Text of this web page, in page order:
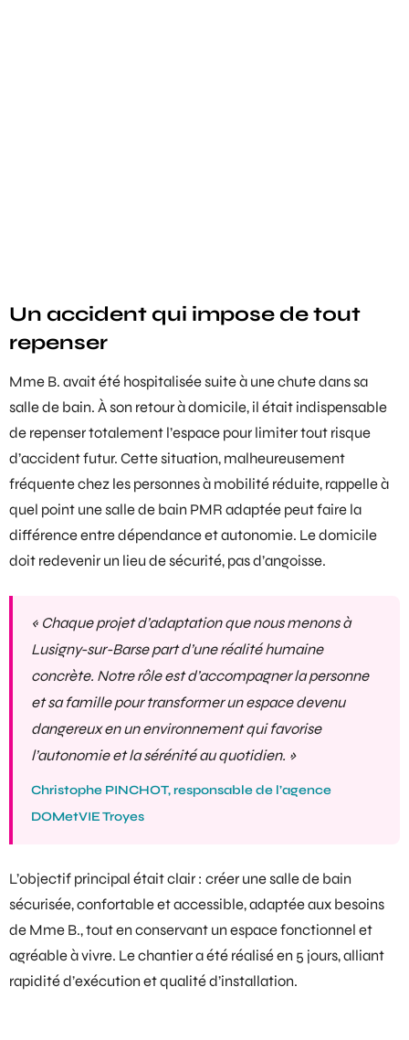
Un accident qui impose de tout
repenser
Mme B. avait été hospitalisée suite à une chute dans sa
salle de bain. À son retour à domicile, il était indispensable
de repenser totalement l’espace pour limiter tout risque
d’accident futur. Cette situation, malheureusement
fréquente chez les personnes à mobilité réduite, rappelle à
quel point unesalle de bain PMR adaptée peut faire la
différence entre dépendance et autonomie. Le domicile
doit redevenir un lieu de sécurité, pas d’angoisse.
« Chaque projet d’adaptation que nous menons à
Lusigny-sur-Barse part d’une réalité humaine
concrète. Notre rôle est d’accompagner la personne
et sa famille pour transformer un espace devenu
dangereux en un environnement qui favorise
l’autonomie et la sérénité au quotidien. »
Christophe PINCHOT, responsable de l’agence
DOMetVIE Troyes
L’objectif principal était clair : créer unesalle de bain
sécurisée, confortable et accessible, adaptée aux besoins
de Mme B., tout en conservant un espace fonctionnel et
agréable à vivre. Le chantier a été réalisé en 5 jours, alliant
rapidité d’exécution et qualité d’installation.